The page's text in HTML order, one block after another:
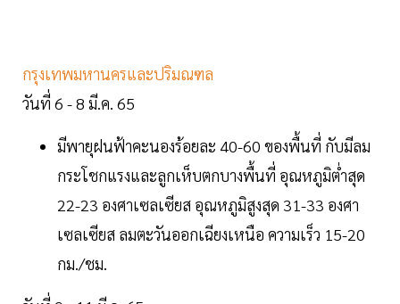
กรุงเทพมหานครและปริมณฑล
วันที่ 6 - 8 มี.ค. 65
มีพายุฝนฟ้าคะนองร้อยละ 40-60 ของพื้นที่ กับมีลม
กระโชกแรงและลูกเห็บตกบางพื้นที่ อุณหภูมิต่ำสุด
22-23 องศาเซลเซียส อุณหภูมิสูงสุด 31-33 องศา
เซลเซียส ลมตะวันออกเฉียงเหนือ ความเร็ว 15-20
กม./ชม.